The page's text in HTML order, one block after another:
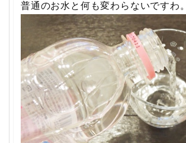
普通のお水と何も変わらないですわ。